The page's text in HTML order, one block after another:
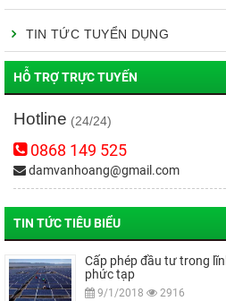
TIN TỨC TUYỂN DỤNG
HỖ TRỢ TRỰC TUYẾN
Hotline (24/24)
0868 149 525
damvanhoang@gmail.com
TIN TỨC TIÊU BIỂU
Cấp phép đầu tư trong
phức tạp
9/1/2018 2916